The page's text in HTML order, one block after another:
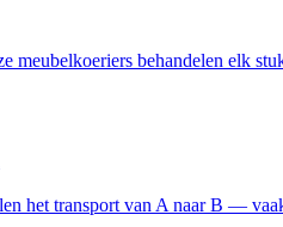
meubelkoeriers behandelen elk
het transport van A naar B —